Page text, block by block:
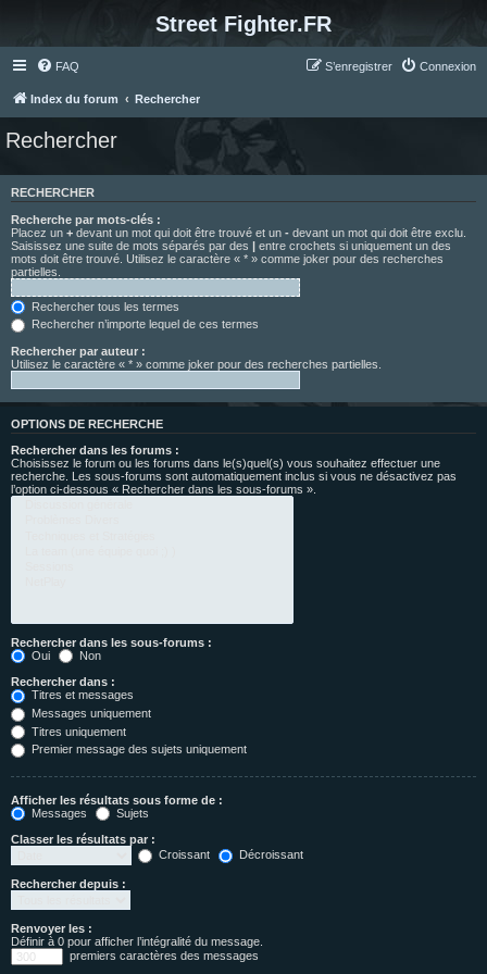
Street Fighter.FR
FAQ Connexion
S’enregistrer
Index du forum Rechercher
Rechercher
RECHERCHER
Recherche par mots-clés :
Placez un + devant un mot qui doit être trouvé et un - devant un mot qui doit être exclu.
Saisissez une suite de mots séparés par des | entre crochets si uniquement un des
mots doit être trouvé. Utilisez le caractère « * » comme joker pour des recherches
partielles.
Rechercher tous les termes
Rechercher n’importe lequel de ces termes
Rechercher par auteur :
Utilisez le caractère « * » comme joker pour des recherches partielles.
OPTIONS DE RECHERCHE
Rechercher dans les forums :
Choisissez le forum ou les forums dans le(s)quel(s) vous souhaitez effectuer une
recherche. Les sous-forums sont automatiquement inclus si vous ne désactivez pas
l’option ci-dessous « Rechercher dans les sous-forums ».
Rechercher dans les sous-forums :
Oui
Non
Rechercher dans :
Titres et messages
Messages uniquement
Titres uniquement
Premier message des sujets uniquement
Afficher les résultats sous forme de :
Messages
Sujets
Classer les résultats par :
Croissant
Décroissant
Rechercher depuis :
Renvoyer les :
Définir à 0 pour afficher l’intégralité du message.
premiers caractères des messages